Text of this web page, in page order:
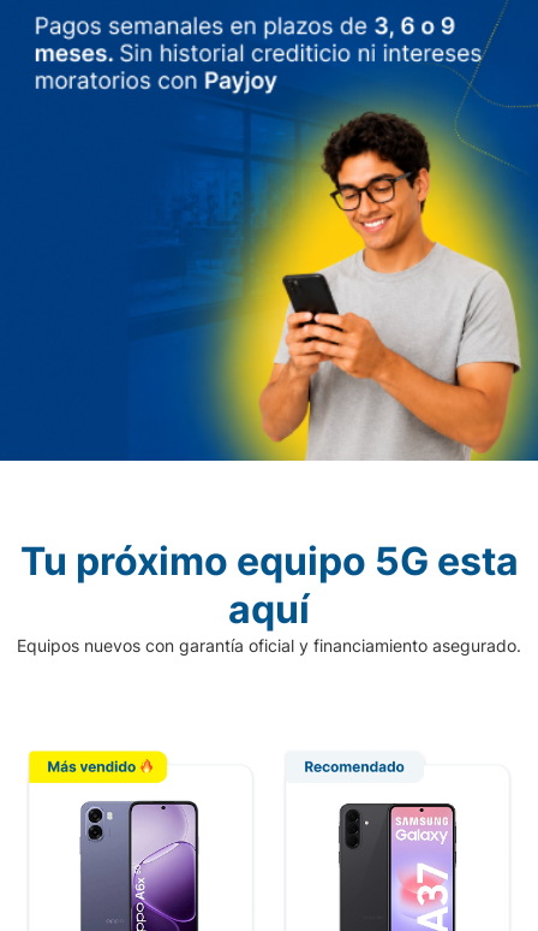
Tu próximo equipo 5G esta
aquí
Equipos nuevos con garantía oficial y financiamiento asegurado.